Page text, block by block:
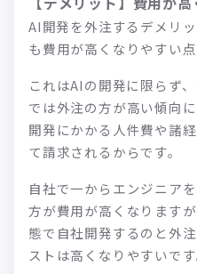
AI開発を外注するデメリ
も費用が高くなりやすい点
これはAIの開発に限らず
では外注の方が高い傾向
開発にかかる人件費や諸
て請求されるからです。
自社で一からエンジニア
方が費用が高くなります
態で自社開発するのと外
ストは高くなりやすいです